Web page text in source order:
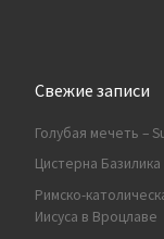
Свежие записи
Голубая мечеть –
Цистерна
Римско-
Иисуса в Вроцлаве